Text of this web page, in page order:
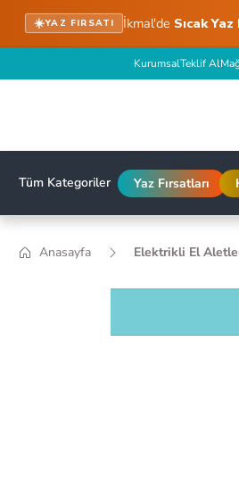
☀️YAZ FIRSATI İkmal'de Sıcak
KurumsalTeklif Al
Tüm Kategoriler Yaz Fırsatları
Anasayfa Elektrikli El